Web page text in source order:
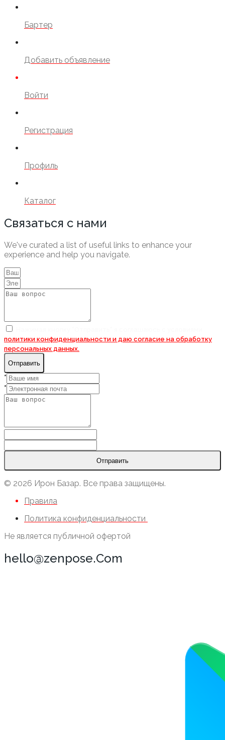
Бартер
Добавить объявление
Войти
Регистрация
Профиль
Каталог
Связаться с нами
We've curated a list of useful links to enhance your
experience and help you navigate.
политики конфиденциальности и даю согласие на обработку
персональных данных.
Отправить
*
*
Отправить
© 2026 Ирон Базар. Все права защищены.
Правила
Политика конфиденциальности
Не является публичной офертой
hello@zenpose.Com